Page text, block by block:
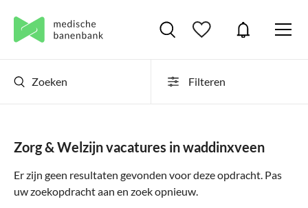
Zoeken Filteren
Zorg & Welzijn vacatures in waddinxveen
Er zijn geen resultaten gevonden voor deze opdracht. Pas
uw zoekopdracht aan en zoek opnieuw.